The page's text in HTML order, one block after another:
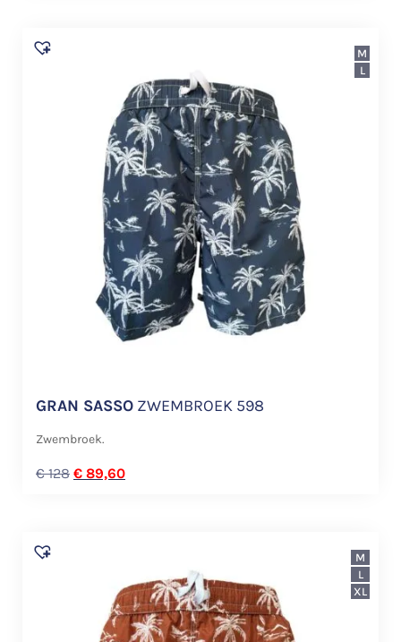
GRAN SASSO ZWEMBROEK 598
Zwembroek.
€128 € 89,60
M
L
M
L
XL